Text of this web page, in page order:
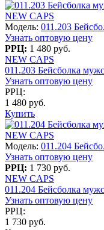
NEW CAPS
Модель: 011.203
Узнать оптовую цену
РРЦ: 1 480 руб.
NEW CAPS
011.203 Бейсболка
Узнать оптовую цену
РРЦ:
1 480 руб.
Купить
NEW CAPS
Модель: 011.204
Узнать оптовую цену
РРЦ: 1 730 руб.
NEW CAPS
011.204 Бейсболка
Узнать оптовую цену
РРЦ:
1 730 руб.